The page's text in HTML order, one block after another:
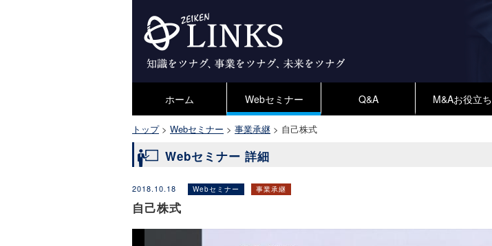
ホーム Webセミナー Q&A M&Aお役立ち
トップ> Webセミナー > 事業承継 > 自己株式
Webセミナー 詳細
2018.10.18 Webセミナー 事業承継
自己株式